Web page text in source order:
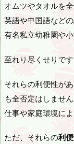
オムツやタオルを
英語や中国語など
有名私立幼稚園や
至れり尽くせりです
それらの利便性が
も全否定はしません
仕事や家庭環境に
ただ、それらの利